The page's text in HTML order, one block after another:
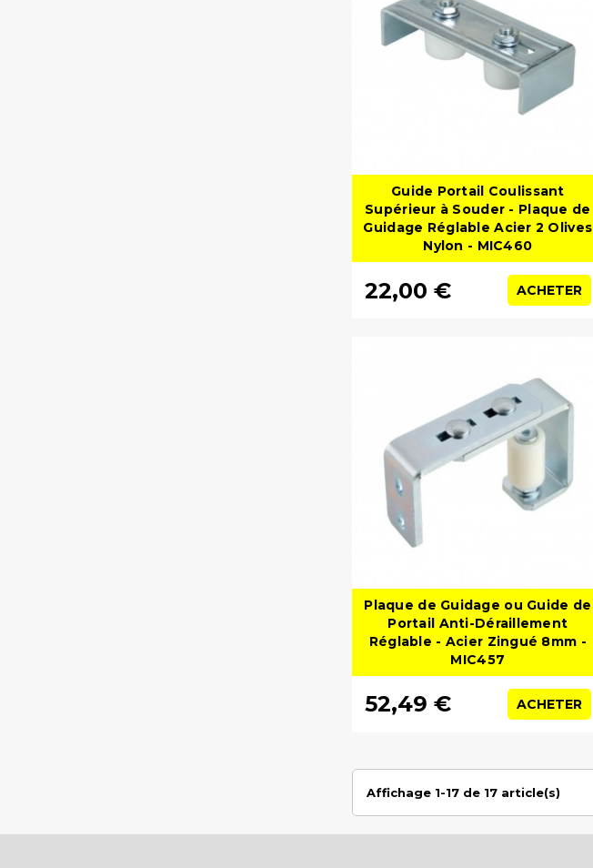
Guide Portail Coulissant
Supérieur à Souder - Plaque de
Guidage Réglable Acier 2 Olives
Nylon - MIC460
22,00 € ACHETER
Plaque de Guidage ou Guide de
Portail Anti-Déraillement
Réglable - Acier Zingué 8mm -
MIC457
52,49 € ACHETER
Affichage 1-17 de 17 article(s)